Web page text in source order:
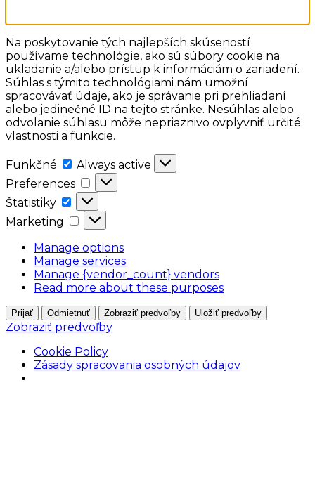
Na poskytovanie tých najlepších skúseností
používame technológie, ako sú súbory cookie na
ukladanie a/alebo prístup k informáciám o zariadení.
Súhlas s týmito technológiami nám umožní
spracovávať údaje, ako je správanie pri prehliadaní
alebo jedinečné ID na tejto stránke. Nesúhlas alebo
odvolanie súhlasu môže nepriaznivo ovplyvniť určité
vlastnosti a funkcie.
Funkčné Funkčné
Always active
Preferences
Preferences
Štatistiky
Štatistiky
Marketing
Marketing
Manage options
Manage services
Manage {vendor_count} vendors
Read more about these purposes
Prijať Odmietnuť Zobraziť predvoľby Uložiť predvoľby
Zobraziť predvoľby
Cookie Policy
Zásady spracovania osobných údajov